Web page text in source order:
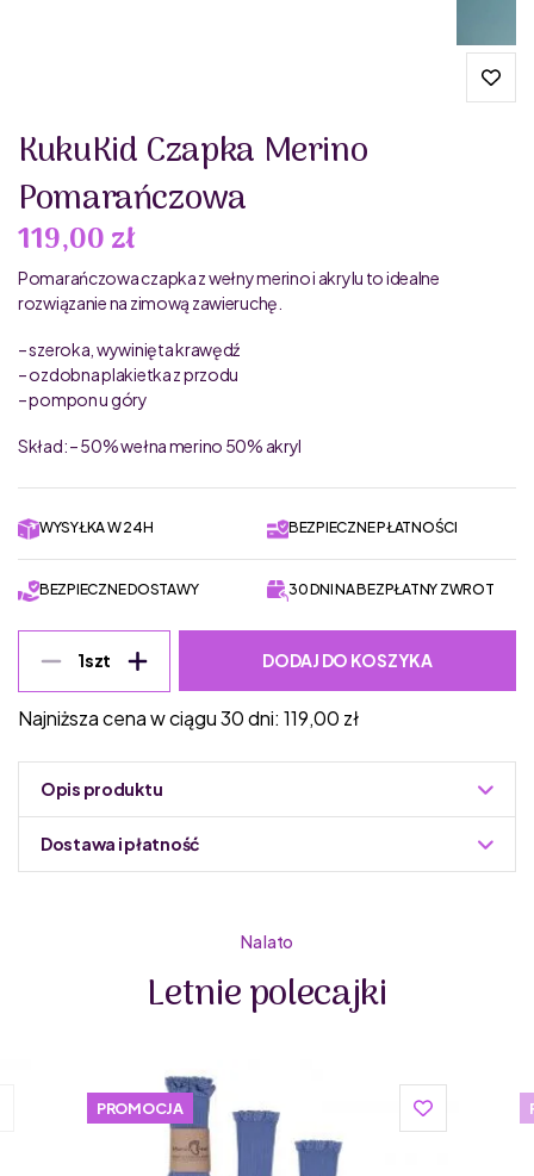
KukuKid Czapka Merino
Pomarańczowa
119,00 zł
Pomarańczowa czapka z wełny merino i akrylu to idealne
rozwiązanie na zimową zawieruchę.
– szeroka, wywinięta krawędź
– ozdobna plakietka z przodu
– pompon u góry
Skład: – 50% wełna merino 50% akryl
WYSYŁKA W 24H BEZPIECZNE PŁATNOŚCI
BEZPIECZNE DOSTAWY 30 DNI NA BEZPŁATNY ZWROT
1szt DODAJ DO KOSZYKA
Najniższa cena w ciągu 30 dni: 119,00 zł
Opis produktu
Dostawa i płatność
Na lato
Letnie polecajki
PROMOCJA